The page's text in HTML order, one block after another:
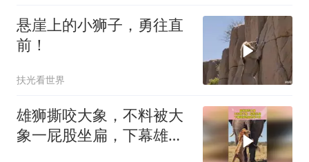
悬崖上的小狮子，勇往直
前！
扶光看世界
雄狮撕咬大象，不料被大
象一屁股坐扁，下幕雄狮